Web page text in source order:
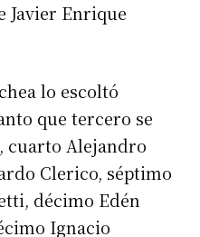
Javier Enrique
lo escoltó
que tercero se
cuarto Alejandro
Clerico, séptimo
décimo Edén
Ignacio